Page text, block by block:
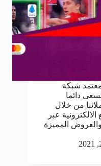
شبكة
دائما
من خلال
عبر
المميزة